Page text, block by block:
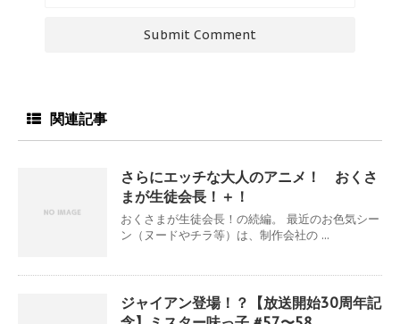
関連記事
さらにエッチな大人のアニメ！ おくさ
まが生徒会長！＋！
おくさまが生徒会長！の続編。 最近のお色気シー
ン（ヌードやチラ等）は、制作会社の ...
ジャイアン登場！？【放送開始30周年記